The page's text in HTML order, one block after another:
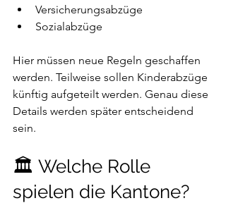
Versicherungsabzüge
Sozialabzüge
Hier müssen neue Regeln geschaffen
werden. Teilweise sollen Kinderabzüge
künftig aufgeteilt werden. Genau diese
Details werden später entscheidend
sein.
🏛 Welche Rolle
spielen die Kantone?